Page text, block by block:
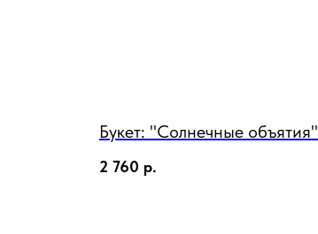
Букет: "Солнечные объятия"
2 760 р.